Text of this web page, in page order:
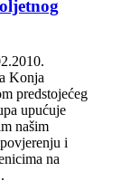
Konja
predstojećeg
upućuje
našim
i
na